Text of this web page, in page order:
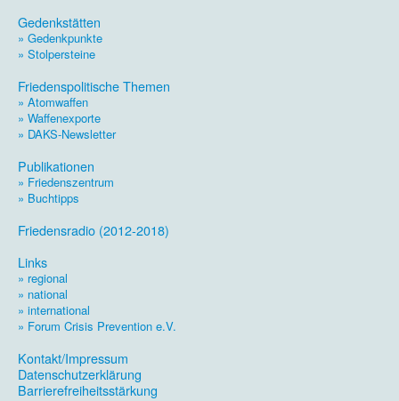
Gedenkstätten
» Gedenkpunkte
» Stolpersteine
Friedenspolitische Themen
» Atomwaffen
» Waffenexporte
» DAKS-Newsletter
Publikationen
» Friedenszentrum
» Buchtipps
Friedensradio (2012-2018)
Links
» regional
» national
» international
» Forum Crisis Prevention e.V.
Kontakt/Impressum
Datenschutzerklärung
Barrierefreiheitsstärkung